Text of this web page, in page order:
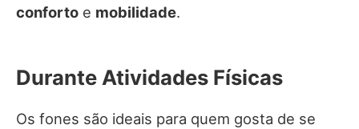
conforto e mobilidade.
Durante Atividades Físicas
Os fones são ideais para quem gosta de se